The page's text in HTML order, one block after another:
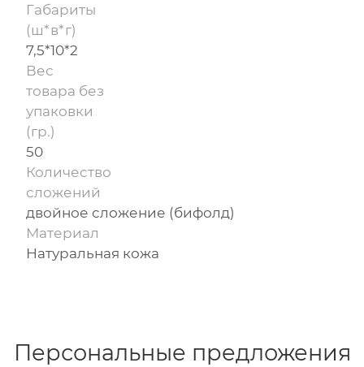
Габариты
(ш*в*г)
7,5*10*2
Вес
товара без
упаковки
(гр.)
50
Количество
сложений
двойное сложение (бифолд)
Материал
Натуральная кожа
Персональные предложения